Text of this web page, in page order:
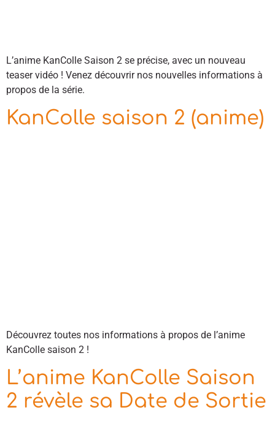
L’anime KanColle Saison 2 se précise, avec un nouveau
teaser vidéo ! Venez découvrir nos nouvelles informations à
propos de la série.
KanColle saison 2 (anime)
Découvrez toutes nos informations à propos de l’anime
KanColle saison 2 !
L’anime KanColle Saison
2 révèle sa Date de Sortie